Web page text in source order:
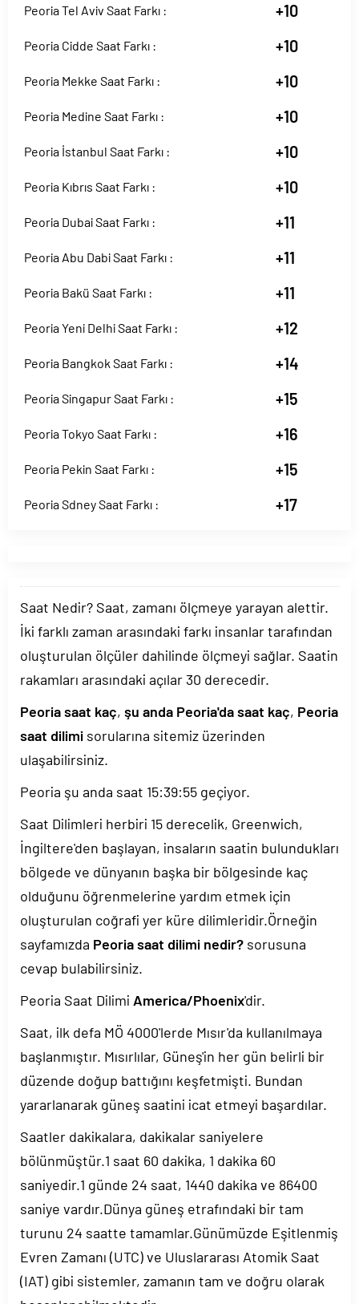
Peoria Tel Aviv Saat Farkı : +10
Peoria Cidde Saat Farkı : +10
Peoria Mekke Saat Farkı : +10
Peoria Medine Saat Farkı : +10
Peoria İstanbul Saat Farkı : +10
Peoria Kıbrıs Saat Farkı : +10
Peoria Dubai Saat Farkı : +11
Peoria Abu Dabi Saat Farkı : +11
Peoria Bakü Saat Farkı : +11
Peoria Yeni Delhi Saat Farkı : +12
Peoria Bangkok Saat Farkı : +14
Peoria Singapur Saat Farkı : +15
Peoria Tokyo Saat Farkı : +16
Peoria Pekin Saat Farkı : +15
Peoria Sdney Saat Farkı : +17
Saat Nedir? Saat, zamanı ölçmeye yarayan alettir.
İki farklı zaman arasındaki farkı insanlar tarafından
oluşturulan ölçüler dahilinde ölçmeyi sağlar. Saatin
rakamları arasındaki açılar 30 derecedir.
Peoria saat kaç, şu anda Peoria'da saat kaç, Peoria
saat dilimi sorularına sitemiz üzerinden
ulaşabilirsiniz.
Peoria şu anda saat 15:39:55 geçiyor.
Saat Dilimleri herbiri 15 derecelik, Greenwich,
İngiltere'den başlayan, insaların saatin bulundukları
bölgede ve dünyanın başka bir bölgesinde kaç
olduğunu öğrenmelerine yardım etmek için
oluşturulan coğrafi yer küre dilimleridir.Örneğin
sayfamızda Peoria saat dilimi nedir? sorusuna
cevap bulabilirsiniz.
Peoria Saat Dilimi America/Phoenix'dir.
Saat, ilk defa MÖ 4000'lerde Mısır'da kullanılmaya
başlanmıştır. Mısırlılar, Güneş'in her gün belirli bir
düzende doğup battığını keşfetmişti. Bundan
yararlanarak güneş saatini icat etmeyi başardılar.
Saatler dakikalara, dakikalar saniyelere
bölünmüştür.1 saat 60 dakika, 1 dakika 60
saniyedir.1 günde 24 saat, 1440 dakika ve 86400
saniye vardır.Dünya güneş etrafındaki bir tam
turunu 24 saatte tamamlar.Günümüzde Eşitlenmiş
Evren Zamanı (UTC) ve Uluslararası Atomik Saat
(IAT) gibi sistemler, zamanın tam ve doğru olarak